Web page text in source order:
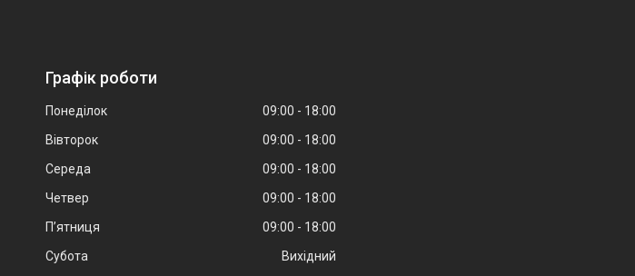
Графік роботи
Понеділок 09:00
18:00
Вівторок
09:00
18:00
Середа
09:00
18:00
Четвер
09:00
18:00
Пʼятниця
09:00
18:00
Субота
Вихідний